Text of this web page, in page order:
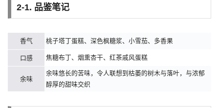
2-1. 品鉴笔记
香气 桃子塔丁蛋糕、深色枫糖浆、小雪茄、多香果
口感 焦糖布丁、烟熏杏干、红茶戚风蛋糕
余味
余味悠长的苦味，令人联想到枯萎的树木与落叶，与浓郁
醇厚的甜味交织